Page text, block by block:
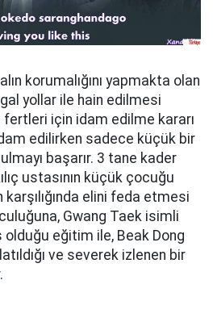
korumalığını yapmakta olan
yollar ile hain edilmesi
fertleri için idam edilme kararı
edilirken sadece küçük bir
başarır. 3 tane kader
ustasının küçük çocuğu
karşılığında elini feda etmesi
Gwang Taek isimli
olduğu eğitim ile, Beak Dong
ve severek izlenen bir